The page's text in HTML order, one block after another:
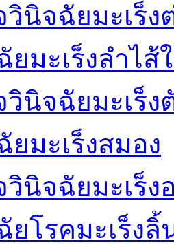
วินิจฉัยมะเร็ง
ยมะเร็งลำไส้
วินิจฉัยมะเร็ง
มะเร็งสมอง
วินิจฉัยมะเร็ง
ยโรคมะเร็งลิ้